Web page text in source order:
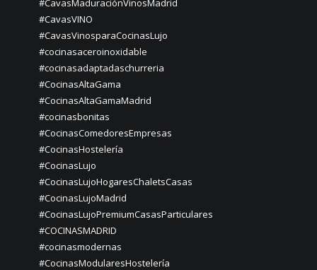
#CavasMaduraciónVinosMadrid
#CavasVINO
#CavasVinosparaCocinasLujo
#cocinasaceroinoxidable
#cocinasadaptadaschurreria
#CocinasAltaGama
#CocinasAltaGamaMadrid
#cocinasbonitas
#CocinasComedoresEmpresas
#CocinasHostelería
#CocinasLujo
#CocinasLujoHogaresChaletsCasas
#CocinasLujoMadrid
#CocinasLujoPremiumCasasParticulares
#COCINASMADRID
#cocinasmodernas
#CocinasModularesHostelería